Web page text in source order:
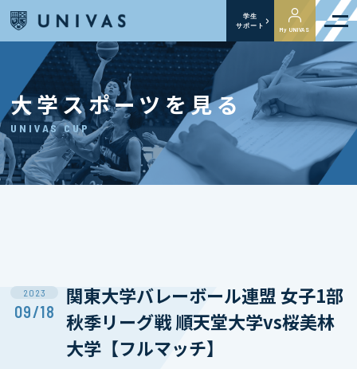
学生
サポート
My UNIVAS
大学スポーツを見る
UNIVAS CUP
2023
09/18
関東大学バレーボール連盟 女子1部
秋季リーグ戦 順天堂大学vs桜美林
大学【フルマッチ】